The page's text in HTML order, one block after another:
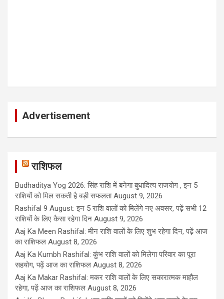
Advertisement
राशिफल
Budhaditya Yog 2026: सिंह राशि में बनेगा बुधादित्य राजयोग , इन 5
राशियों को मिल सकती है बड़ी सफलता August 9, 2026
Rashifal 9 August: इन 5 राशि वालों को मिलेंगे नए अवसर, पढ़ें सभी 12
राशियों के लिए कैसा रहेगा दिन August 9, 2026
Aaj Ka Meen Rashifal: मीन राशि वालों के लिए शुभ रहेगा दिन, पढ़ें आज
का राशिफल August 8, 2026
Aaj Ka Kumbh Rashifal: कुंभ राशि वालों को मिलेगा परिवार का पूरा
सहयोग, पढ़ें आज का राशिफल August 8, 2026
Aaj Ka Makar Rashifal: मकर राशि वालों के लिए सकारात्मक माहौल
रहेगा, पढ़ें आज का राशिफल August 8, 2026